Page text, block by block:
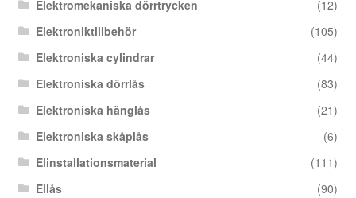
Elektromekaniska dörrtrycken
(12)
Elektroniktillbehör
(105)
Elektroniska cylindrar
(44)
Elektroniska dörrlås
(83)
Elektroniska hänglås
(21)
Elektroniska skåplås
(6)
Elinstallationsmaterial
(111)
Ellås
(90)